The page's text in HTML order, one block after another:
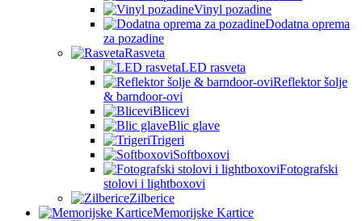
Vinyl pozadine
Dodatna oprema
za pozadine
Rasveta
LED rasveta
Reflektor šolje
& barndoor-ovi
Blicevi
Blic glave
Trigeri
Softboxovi
Fotografski
stolovi i lightboxovi
Zilberice
Memorijske Kartice